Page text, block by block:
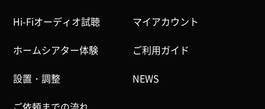
Hi-Fiオーディオ試聴
ホームシアター体験
設置・調整
マイアカウント
ご利用ガイド
NEWS